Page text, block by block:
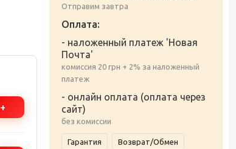
+
Отправим завтра
Оплата:
- наложенный платеж 'Новая
Почта'
комиссия 20 грн + 2% за наложенный
платеж
- онлайн оплата (оплата через
сайт)
без комиссии
Гарантия Возврат/Обмен